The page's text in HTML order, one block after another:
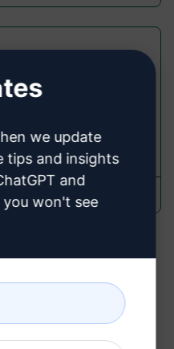
September 28, 2023
: 1
we update
tips and insights
and
you won't see